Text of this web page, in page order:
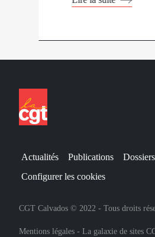
Actualités Publications Dossiers
Configurer les cookies
CGT Calvados © 2022 - Tous droits
Mentions légales - La galaxie de sites